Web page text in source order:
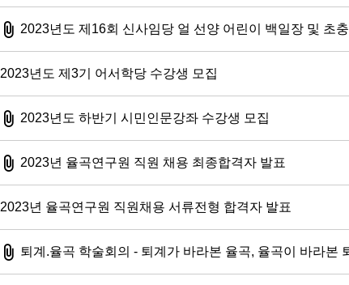
첨부파일
2023년도 제16회 신사임당 얼 선양 어린이 백일장 및 초
2023년도 제3기 어서학당 수강생 모집
첨부파일
2023년도 하반기 시민인문강좌 수강생 모집
첨부파일
2023년 율곡연구원 직원 채용 최종합격자 발표
2023년 율곡연구원 직원채용 서류전형 합격자 발표
첨부파일
퇴계.율곡 학술회의 - 퇴계가 바라본 율곡, 율곡이 바라본